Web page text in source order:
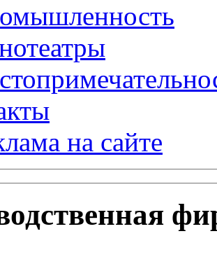
на сайте